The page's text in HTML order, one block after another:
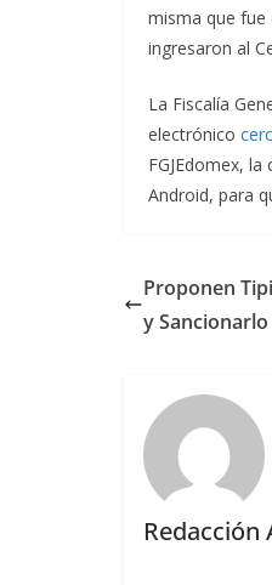
misma que fue
ingresaron al
La Fiscalía
electrónico
FGJEdomex,
Android, para
Proponen
y
Redacción